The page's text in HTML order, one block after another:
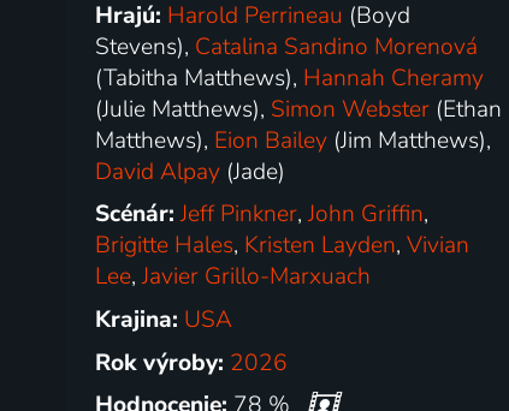
Hrajú: Harold Perrineau (Boyd
Stevens), Catalina Sandino Morenová
(Tabitha Matthews), Hannah Cheramy
(Julie Matthews), Simon Webster (Ethan
Matthews), Eion Bailey (Jim Matthews),
David Alpay (Jade)
Scénár:Jeff Pinkner,John Griffin,
Brigitte Hales, Kristen Layden,Vivian
Lee,Javier Grillo-Marxuach
Krajina: USA
Rok výroby: 2026